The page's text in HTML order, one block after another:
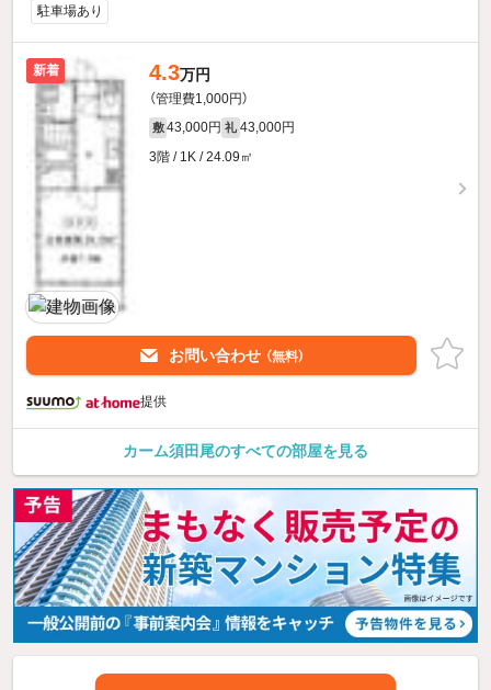
駐車場あり
新着 4.3万円
（管理費1,000円）
敷 43,000円 礼 43,000円
3階 / 1K / 24.09㎡
お問い合わせ （無料）
提供
カーム須田尾のすべての部屋を見る